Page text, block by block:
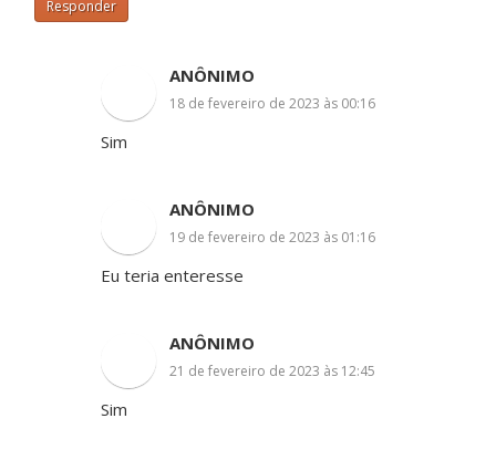
Responder
ANÔNIMO
18 de fevereiro de 2023 às 00:16
Sim
ANÔNIMO
19 de fevereiro de 2023 às 01:16
Eu teria enteresse
ANÔNIMO
21 de fevereiro de 2023 às 12:45
Sim